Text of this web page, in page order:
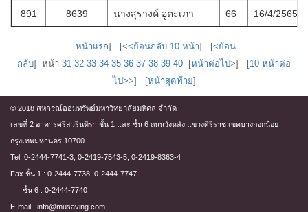
891 8639 นางสุรางค์ อู่ตะเภา 66 16/4/2565
[หน้าแรก] [<<ย้อนกลับ 10 หน้า] [<ย้อน
กลับ] หน้า 31 32 33 34 35 36 37 38 39 40 [หน้าต่อไป>] [10 หน้าต่อ
ไป>>] [หน้าสุดท้าย]
© 2018 สหกรณ์ออมทรัพย์มหาวิทยาลัยมหิดล จำกัด
เลขที่ 2 อาคารศรีสวรินทิรา ชั้น 1 และ ชั้น 6 ถนนวังหลัง แขวงศิริราช เขตบางกอกน้อย
กรุงเทพมหานคร 10700
Tel. 0-2444-7741-3, 0-2419-7543-5, 0-2419-8363-4
Fax ชั้น 1 : 0-2444-7738, 0-2444-7747
ชั้น 6 : 0-2444-7740
E-mail : info@musaving.com